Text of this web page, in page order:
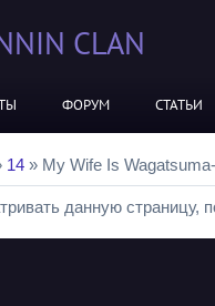
CLAN
ФОРУМ СТАТЬИ
14 » My Wife Is
данную страницу,